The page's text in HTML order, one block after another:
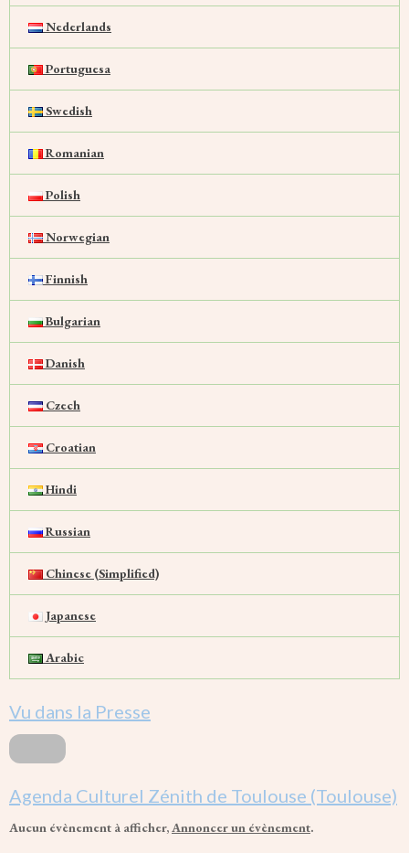
Nederlands
Portuguesa
Swedish
Romanian
Polish
Norwegian
Finnish
Bulgarian
Danish
Czech
Croatian
Hindi
Russian
Chinese (Simplified)
Japanese
Arabic
Vu dans la Presse
Agenda Culturel Zénith de Toulouse (Toulouse)
Aucun évènement à afficher, Annoncer un évènement.